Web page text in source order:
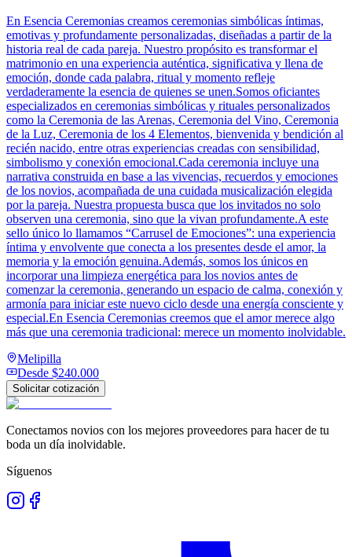
En Esencia Ceremonias creamos ceremonias simbólicas íntimas,
emotivas y profundamente personalizadas, diseñadas a partir de la
historia real de cada pareja. Nuestro propósito es transformar el
matrimonio en una experiencia auténtica, significativa y llena de
emoción, donde cada palabra, ritual y momento refleje
verdaderamente la esencia de quienes se unen.Somos oficiantes
especializados en ceremonias simbólicas y rituales personalizados
como la Ceremonia de las Arenas, Ceremonia del Vino, Ceremonia
de la Luz, Ceremonia de los 4 Elementos, bienvenida y bendición al
recién nacido, entre otras experiencias creadas con sensibilidad,
simbolismo y conexión emocional.Cada ceremonia incluye una
narrativa construida en base a las vivencias, recuerdos y emociones
de los novios, acompañada de una cuidada musicalización elegida
por la pareja. Nuestra propuesta busca que los invitados no solo
observen una ceremonia, sino que la vivan profundamente.A este
sello único lo llamamos “Carrusel de Emociones”: una experiencia
íntima y envolvente que conecta a los presentes desde el amor, la
memoria y la emoción genuina.Además, somos los únicos en
incorporar una limpieza energética para los novios antes de
comenzar la ceremonia, generando un espacio de calma, conexión y
armonía para iniciar este nuevo ciclo desde una energía consciente y
especial.En Esencia Ceremonias creemos que el amor merece algo
más que una ceremonia tradicional: merece un momento inolvidable.
Melipilla
Desde $240.000
Solicitar cotización
Conectamos novios con los mejores proveedores para hacer de tu
boda un día inolvidable.
Síguenos